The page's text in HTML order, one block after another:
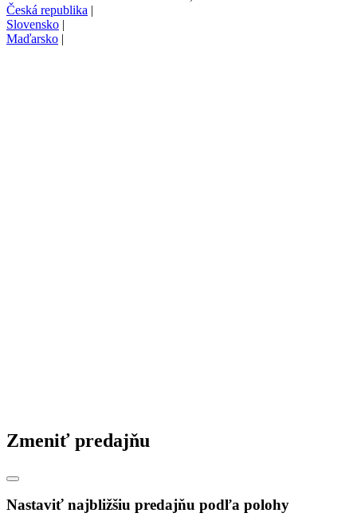
Česká republika |
Slovensko |
Maďarsko |
Zmeniť predajňu
Nastaviť najbližšiu predajňu podľa polohy